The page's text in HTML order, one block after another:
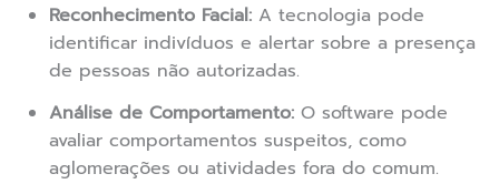
Reconhecimento Facial: A tecnologia pode
identificar indivíduos e alertar sobre a presença
de pessoas não autorizadas.
Análise de Comportamento: O software pode
avaliar comportamentos suspeitos, como
aglomerações ou atividades fora do comum.